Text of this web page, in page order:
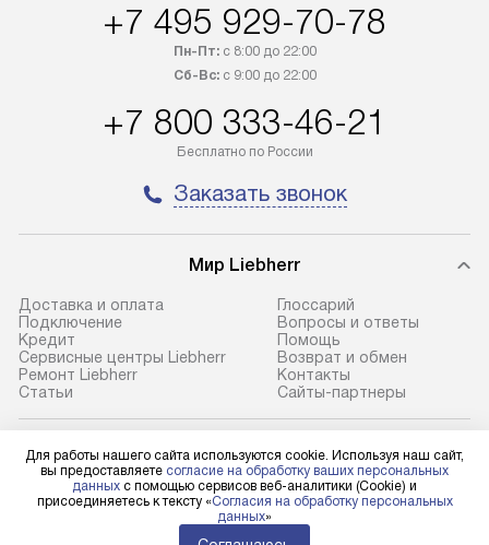
регионы осуществляется через
100% предоплаты наша компания
до представительства
транспортной компании в городе
условия доставки у менеджера при
В оговоренный день служба
доставки доставит упакованный
прибор до подъезда. Если
требуется переместить прибор
до двери квартиры или до места
установки, пожалуйста,
с менеджером. За данную услугу
взимается дополнительная плата.
Учитывайте габариты прибора, если
они не позволяют пронести его
Стоимость
обеспечивают
предполагают
холодильников
требующим
наличие крана.
упаковки и
креплений, при
и соединение
+7 495 929-70-78
Пн-Пт:с 8:00 до 22:00
Сб-Вс:с 9:00 до 22:00
+7 800 333-46-21
Бесплатно по России
Заказать звонок
Мир Liebherr
Доставка и оплата
Подключение
Кредит
Сервисные центры Liebherr
Ремонт Liebherr
Cтатьи
Глоссарий
Вопросы и ответы
Помощь
Возврат и обмен
Контакты
Сайты-партнеры
Для физических лиц
shop@l-rus.ru
Для юридических лиц
business@kvalitet.company
Для работы нашего сайта используются cookie. Используя наш сайт,
вы предоставляете согласие на обработку ваших персональных
данных с помощью сервисов веб-аналитики (Cookie) и
присоединяетесь к тексту «Согласия на обработку персональных
данных»